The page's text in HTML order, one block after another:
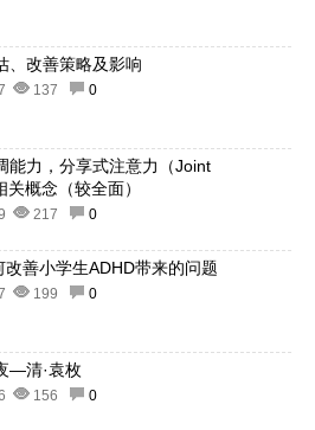
、改善策略及影响
137 0
能力，分享式注意力（Joint
概念（较全面）
217 0
改善小学生ADHD带来的问题
199 0
—清·袁枚
156 0